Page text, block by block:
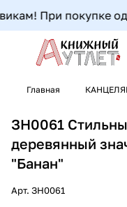
При покупке
Главная
ЗН0061
деревянный
"Банан"
Арт. ЗН0061